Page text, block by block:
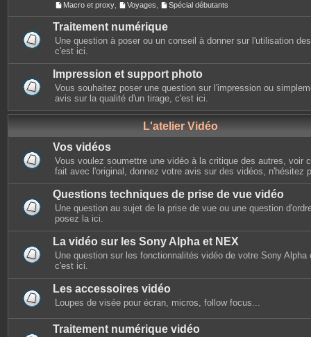
Macro et proxy Voyages Spécial débutants
Traitement numérique
Une question à poser ou un conseil à donner sur l'utilisation
c'est ici.
Impression et support photo
Vous souhaitez poser une question sur l'impression ou
avis sur la qualité d'un tirage, c'est ici.
L'atelier Vidéo
Vos vidéos
Vous voulez soumettre une vidéo à la critique des autres, voir
fait avec l'original, donnez votre avis sur des vidéos, n'hésitez
Questions techniques de prise de vue vidéo
Une question au sujet de la prise de vue ou une question
posez la ici.
La vidéo sur les Sony Alpha et NEX
Une question sur les fonctionnalités vidéo de votre Sony Alpha
c'est ici.
Les accessoires vidéo
Loupes de visée pour écran, micros, follow focus...
Traitement numérique vidéo